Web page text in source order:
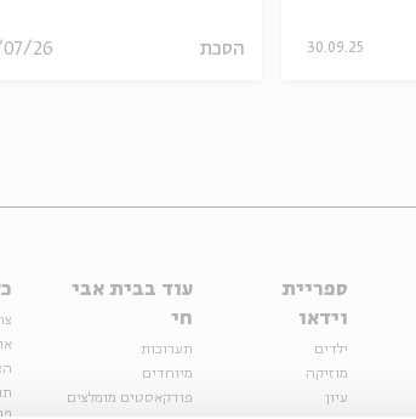
הסכת 26 30.09.25
ספריית
וידאו
ילדים
מוזיקה
עיון
עוד בבית אבי
חי
תערוכות
מיוחדים
פודקאסטים מומלצים